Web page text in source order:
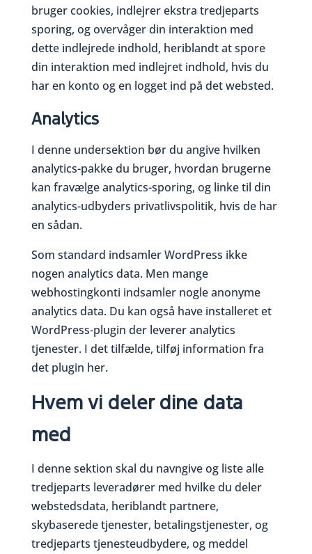
bruger cookies, indlejrer ekstra tredjeparts
sporing, og overvåger din interaktion med
dette indlejrede indhold, heriblandt at spore
din interaktion med indlejret indhold, hvis du
har en konto og en logget ind på det websted.
Analytics
I denne undersektion bør du angive hvilken
analytics-pakke du bruger, hvordan brugerne
kan fravælge analytics-sporing, og linke til din
analytics-udbyders privatlivspolitik, hvis de har
en sådan.
Som standard indsamler WordPress ikke
nogen analytics data. Men mange
webhostingkonti indsamler nogle anonyme
analytics data. Du kan også have installeret et
WordPress-plugin der leverer analytics
tjenester. I det tilfælde, tilføj information fra
det plugin her.
Hvem vi deler dine data
med
I denne sektion skal du navngive og liste alle
tredjeparts leveradører med hvilke du deler
webstedsdata, heriblandt partnere,
skybaserede tjenester, betalingstjenester, og
tredjeparts tjenesteudbydere, og meddel